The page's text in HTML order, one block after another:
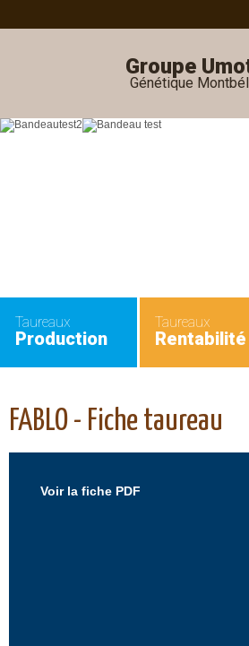
Groupe
Génétique
Taureaux
Production
Taureaux
Rentabilité
FABLO - Fiche taureau
Voir la fiche PDF